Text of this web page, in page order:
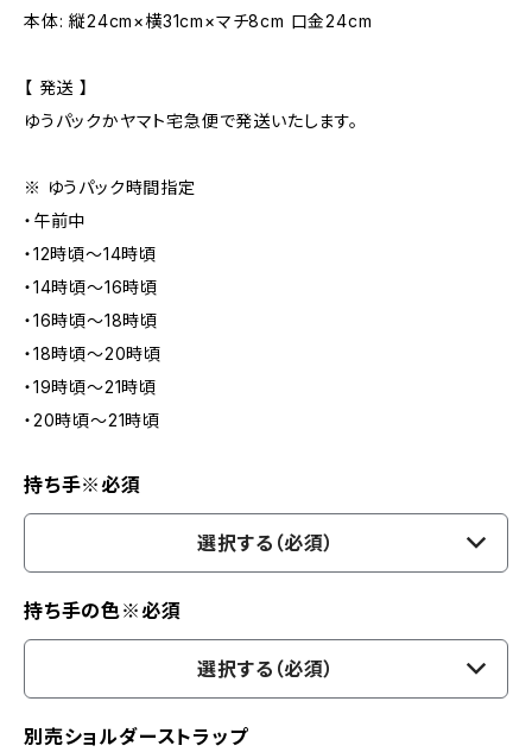
本体: 縦24cm×横31cm×マチ8cm 口金24cm
【 発送 】
ゆうパックかヤマト宅急便で発送いたします。
※ ゆうパック時間指定
・午前中
・12時頃〜14時頃
・14時頃〜16時頃
・16時頃〜18時頃
・18時頃〜20時頃
・19時頃〜21時頃
・20時頃〜21時頃
持ち手※必須
選択する（必須）
持ち手の色※必須
選択する（必須）
別売ショルダーストラップ